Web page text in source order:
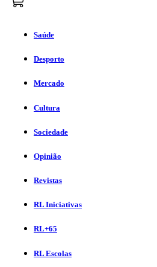
Saúde
Desporto
Mercado
Cultura
Sociedade
Opinião
Revistas
RL Iniciativas
RL+65
RL Escolas